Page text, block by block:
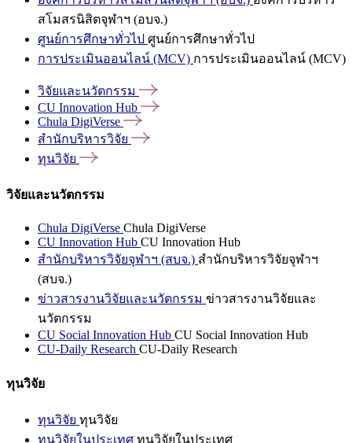
สโมสรนิสิตจุฬาฯ (อบจ.)
ศูนย์การศึกษาทั่วไป ศูนย์การศึกษาทั่วไป
การประเมินออนไลน์ (MCV) การประเมินออนไลน์ (MCV)
วิจัยและนวัตกรรม
CU Innovation Hub
Chula DigiVerse
สำนักบริหารวิจัย
ทุนวิจัย
วิจัยและนวัตกรรม
Chula DigiVerse Chula DigiVerse
CU Innovation Hub CU Innovation Hub
สำนักบริหารวิจัยจุฬาฯ (สบจ.) สำนักบริหารวิจัยจุฬาฯ
(สบจ.)
ข่าวสารงานวิจัยและนวัตกรรม ข่าวสารงานวิจัยและ
นวัตกรรม
CU Social Innovation Hub CU Social Innovation Hub
CU-Daily Research CU-Daily Research
ทุนวิจัย
ทุนวิจัย ทุนวิจัย
ทุนวิจัยในประเทศ ทุนวิจัยในประเทศ